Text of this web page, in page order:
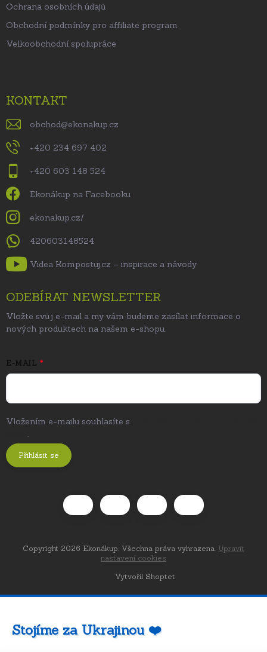
Ochrana osobních údajů
Obchodní podmínky pro affiliate program
Velkoobchodní spolupráce
KONTAKT
obchod@ekonakup.cz
+420 234 697 402
+420 603 148 524
Ekonákup na Facebooku
ekonakup.cz/
420603148524
Videa Kompostuj.cz – inspirace a návody
ODEBÍRAT NEWSLETTER
Vložte svůj e-mail a my vám budeme zasílat informace o
nových produktech na našem e-shopu.
E-MAIL
Vložením e-mailu souhlasíte s
.
Přihlásit se
Vytvořil Shoptet
Copyright 2026 Ekonákup . Všechna práva vyhrazena. Upravit
nastavení cookies
Stojíme za Ukrajinou ❤️